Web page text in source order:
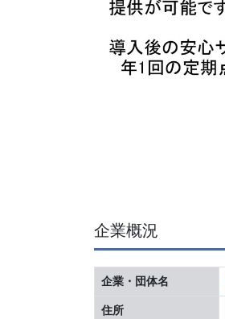
企業概況
企業・団体名
住所